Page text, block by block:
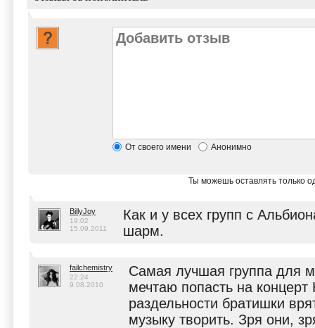
От своего имени Анонимно
Ты можешь оставлять только
BillyJoy
19:02
15.09.2011
Как и у всех групп с
шарм.
failchemistry
22:24
9.08.2010
Самая лучшая группа для
мечтаю попасть на концерт
раздельности братишки
музыку творить. Зря они,